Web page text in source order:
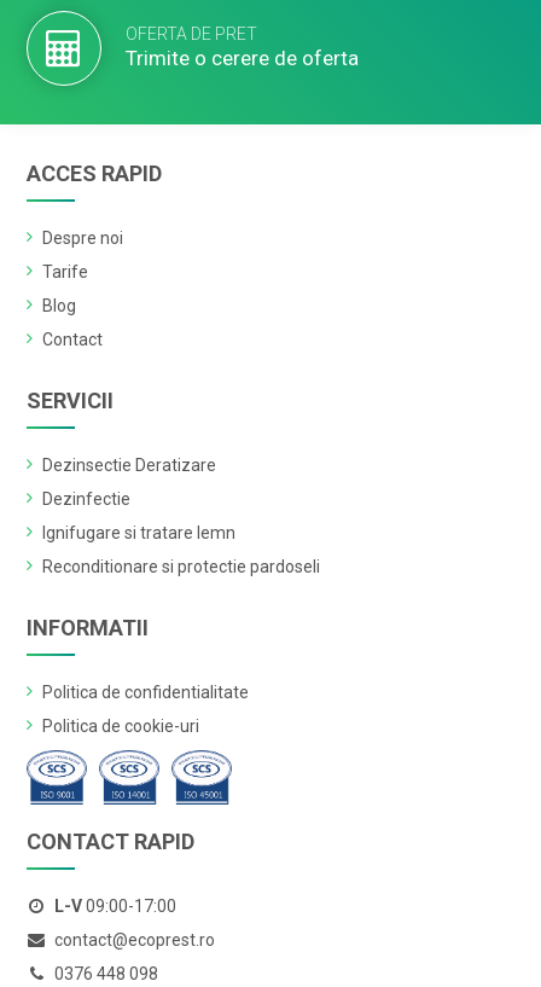
OFERTA DE PRET
Trimite o cerere de oferta
ACCES RAPID
Despre noi
Tarife
Blog
Contact
SERVICII
Dezinsectie Deratizare
Dezinfectie
Ignifugare si tratare lemn
Reconditionare si protectie pardoseli
INFORMATII
Politica de confidentialitate
Politica de cookie-uri
CONTACT RAPID
L-V09:00-17:00
contact@ecoprest.ro
0376 448 098